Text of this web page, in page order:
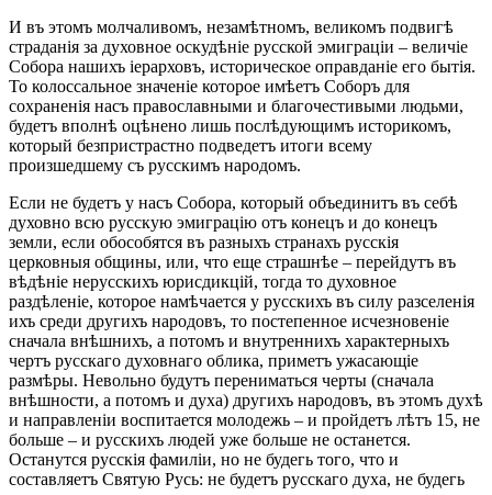
И въ этомъ молчаливомъ, незамѣтномъ, великомъ подвигѣ
страданія за духовное оскудѣніе русской эмиграціи – величіе
Собора нашихъ іерарховъ, историческое оправданіе его бытія.
То колоссальное значеніе которое имѣетъ Соборъ для
сохраненія насъ православными и благочестивыми людьми,
будетъ вполнѣ оцѣнено лишь послѣдующимъ историкомъ,
который безпристрастно подведетъ итоги всему
произшедшему съ русскимъ народомъ.
Если не будетъ у насъ Собора, который объединитъ въ себѣ
духовно всю русскую эмиграцію отъ конецъ и до конецъ
земли, если обособятся въ разныхъ странахъ русскія
церковныя общины, или, что еще страшнѣе – перейдутъ въ
вѣдѣніе нерусскихъ юрисдикцій, тогда то духовное
раздѣленіе, которое намѣчается у русскихъ въ силу разселенія
ихъ среди другихъ народовъ, то постепенное исчезновеніе
сначала внѣшнихъ, а потомъ и внутреннихъ характерныхъ
чертъ русскаго духовнаго облика, приметъ ужасающіе
размѣры. Невольно будутъ перениматься черты (сначала
внѣшности, а потомъ и духа) другихъ народовъ, въ этомъ духѣ
и направленіи воспитается молодежь – и пройдетъ лѣтъ 15, не
больше – и русскихъ людей уже больше не останется.
Останутся русскія фамиліи, но не будегь того, что и
составляетъ Святую Русь: не будетъ русскаго духа, не будегь